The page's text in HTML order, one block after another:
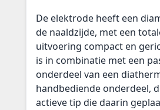
De elektrode heeft een
de naaldzijde, met een
uitvoering compact en
is in combinatie met een
onderdeel van een
handbediende onderdeel,
actieve tip die daarin